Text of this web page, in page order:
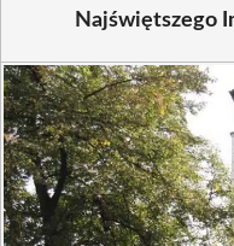
Najświętszego